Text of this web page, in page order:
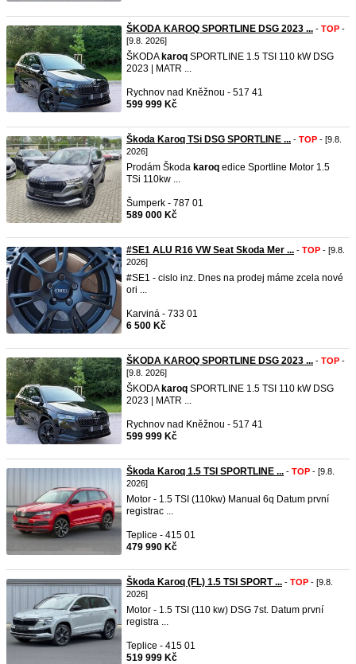
ŠKODA KAROQ SPORTLINE DSG 2023 ... - TOP -
[9.8. 2026]
ŠKODA karoq SPORTLINE 1.5 TSI 110 kW DSG
2023 | MATR ...
Rychnov nad Kněžnou - 517 41
599 999 Kč
Škoda Karoq TSi DSG SPORTLINE ... - TOP - [9.8.
2026]
Prodám Škoda karoq edice Sportline Motor 1.5
TSi 110kw ...
Šumperk - 787 01
589 000 Kč
#SE1 ALU R16 VW Seat Skoda Mer ... - TOP - [9.8.
2026]
#SE1 - cislo inz. Dnes na prodej máme zcela nové
ori ...
Karviná - 733 01
6 500 Kč
ŠKODA KAROQ SPORTLINE DSG 2023 ... - TOP -
[9.8. 2026]
ŠKODA karoq SPORTLINE 1.5 TSI 110 kW DSG
2023 | MATR ...
Rychnov nad Kněžnou - 517 41
599 999 Kč
Škoda Karoq 1.5 TSI SPORTLINE ... - TOP - [9.8.
2026]
Motor - 1.5 TSI (110kw) Manual 6q Datum první
registrac ...
Teplice - 415 01
479 990 Kč
Škoda Karoq (FL) 1.5 TSI SPORT ... - TOP - [9.8.
2026]
Motor - 1.5 TSI (110 kw) DSG 7st. Datum první
registra ...
Teplice - 415 01
519 999 Kč